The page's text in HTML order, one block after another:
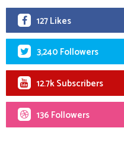
127 Likes
3,240 Followers
12.7k Subscribers
136 Followers